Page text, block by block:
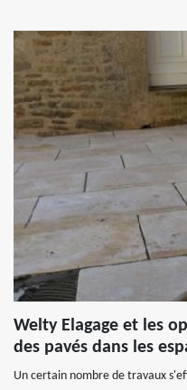
Welty Elagage et les
des pavés dans les
Un certain nombre de travaux